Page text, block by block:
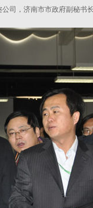
司，济南市市政府副秘书